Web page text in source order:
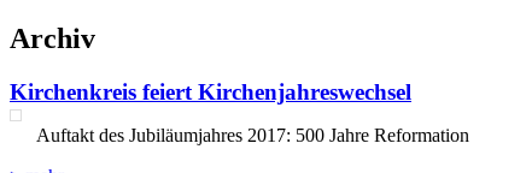
Archiv
Kirchenkreis feiert Kirchenjahreswechsel
Auftakt des Jubiläumjahres 2017: 500 Jahre Reformation